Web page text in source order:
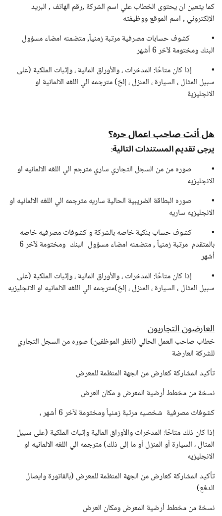
كما يتعين ان يحتوى الخطاب علي اسم الشركة ,رقم الهاتف , البريد
الإلكتروني , اسم الموقع ووظيفته
• كشوف حسابات مصرفية مرتبة زمنياً, متضمنه امضاء مسؤول
البنك ومختومة لآخر 6 أشهر
• إذا كان متاحًا: المدخرات ، والأوراق المالية ، وإثبات الملكية (على
سبيل المثال ، السيارة ، المنزل ، إلخ) مترجمه الي اللغه الالمانية او
الانجليزية
هل أنت صاحب اعمال حره؟
يرجى تقديم المستندات التالية:
• صوره من من السجل التجاري ساري مترجم الي اللغه الالمانيه او
الانجليزيه
• صوره البطاقة الضريبية الحالية ساريه مترجمه الي اللغه الالمانيه او
الانجليزيه ساريه
• كشوف حساب بنكية خاصه بالشركة و كشوفات مصرفيه خاصه
بالمتقدم مرتبة زمنياً , متضمنه امضاء مسؤول البنك ومختومة لآخر 6
أشهر
• إذا كان متاحًا: المدخرات ، والأوراق المالية ، وإثبات الملكية (على
سبيل المثال ، السيارة ، المنزل ، إلخ)مترجمه الي اللغه الالمانيه او الانجليزيه
العارضون التجاريون
خطاب صاحب العمل الحالي (انظر الموظفين) صوره من السجل التجاري
للشركة العارضة
تأكيد المشاركة كعارض من الجهة المنظمة للمعرض
نسخة من مخطط أرضية المعرض و مكان العرض
كشوفات مصرفية شخصيه مرتبة زمنياً ومختومة لآخر 6 أشهر ،
إذا كان ذلك متاحًا: المدخرات والأوراق المالية وإثبات الملكية (على سبيل
المثال ، السيارة أو المنزل أو ما إلى ذلك) مترجمه الي اللغه الالمانيه او
الانجليزيه
تأكيد المشاركة كعارض من الجهة المنظمة للمعرض (بالفاتورة وايصال
الدفع)
نسخة من مخطط أرضية المعرض ومكان العرض